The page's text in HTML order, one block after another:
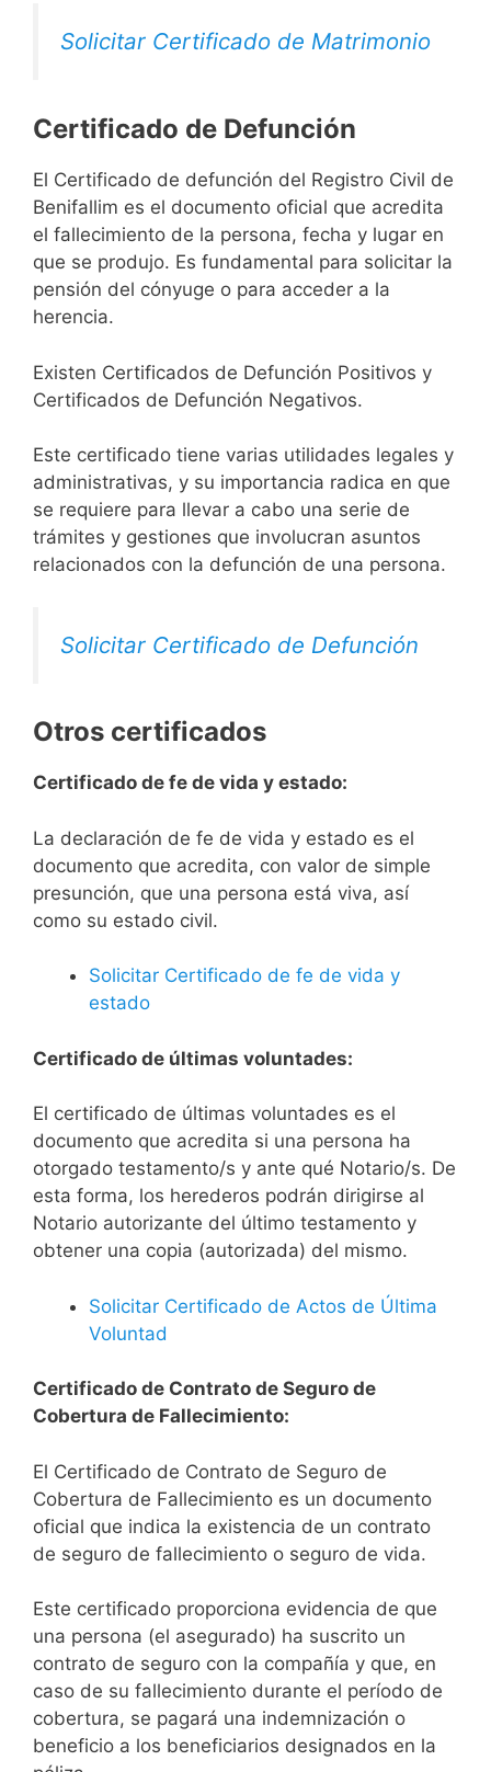
Solicitar Certificado de Matrimonio
Certificado de Defunción
El Certificado de defunción del Registro Civil de
Benifallim es el documento oficial que acredita
el fallecimiento de la persona, fecha y lugar en
que se produjo. Es fundamental para solicitar la
pensión del cónyuge o para acceder a la
herencia.
Existen Certificados de Defunción Positivos y
Certificados de Defunción Negativos.
Este certificado tiene varias utilidades legales y
administrativas, y su importancia radica en que
se requiere para llevar a cabo una serie de
trámites y gestiones que involucran asuntos
relacionados con la defunción de una persona.
Solicitar Certificado de Defunción
Otros certificados
Certificado de fe de vida y estado:
La declaración de fe de vida y estado es el
documento que acredita, con valor de simple
presunción, que una persona está viva, así
como su estado civil.
Solicitar Certificado de fe de vida y
estado
Certificado de últimas voluntades:
El certificado de últimas voluntades es el
documento que acredita si una persona ha
otorgado testamento/s y ante qué Notario/s. De
esta forma, los herederos podrán dirigirse al
Notario autorizante del último testamento y
obtener una copia (autorizada) del mismo.
Solicitar Certificado de Actos de Última
Voluntad
Certificado de Contrato de Seguro de
Cobertura de Fallecimiento:
El Certificado de Contrato de Seguro de
Cobertura de Fallecimiento es un documento
oficial que indica la existencia de un contrato
de seguro de fallecimiento o seguro de vida.
Este certificado proporciona evidencia de que
una persona (el asegurado) ha suscrito un
contrato de seguro con la compañía y que, en
caso de su fallecimiento durante el período de
cobertura, se pagará una indemnización o
beneficio a los beneficiarios designados en la